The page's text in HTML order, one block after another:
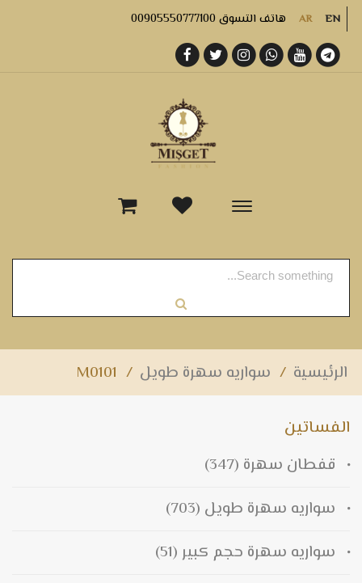
AR EN هاتف التسوق 00905550777100
-
الرئيسية / سواريه سهرة طويل /
M0101
الفساتين
قفطان سهرة (347)
سواريه سهرة طويل (703)
سواريه سهرة حجم كبير (51)